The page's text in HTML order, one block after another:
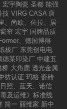
宏宇陶瓷 圣都 能强
技 VIRG CASA 唐
、尚欧、佐拉、居
窗帘 宏宇 国牌品质
、德国博得
板厂 东莞创电电
德某印染厂 中建五
桥 大角鹿 透光金属
纺认证 玛格 瓷砖
照、蓝天、诺信
及运维》标准线
简一 丽维家 新中